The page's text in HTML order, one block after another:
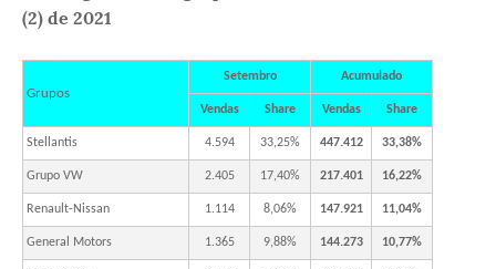
(2) de 2021
Grupos
Setembro Acumulado
Vendas Share Vendas Share
Stellantis 4.594 33,25% 447.412 33,38%
Grupo VW 2.405 17,40% 217.401 16,22%
Renault-Nissan 1.114 8,06% 147.921 11,04%
General Motors 1.365 9,88% 144.273 10,77%